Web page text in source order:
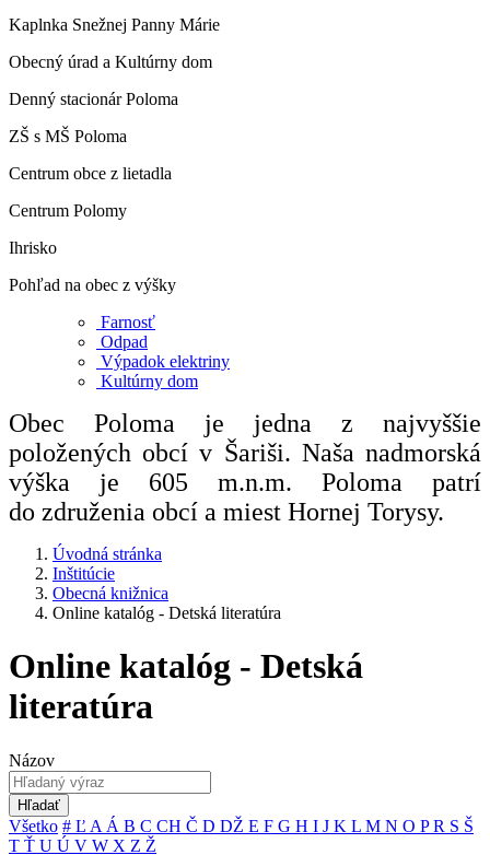
Kaplnka Snežnej Panny Márie
Obecný úrad a Kultúrny dom
Denný stacionár Poloma
ZŠ s MŠ Poloma
Centrum obce z lietadla
Centrum Polomy
Ihrisko
Pohľad na obec z výšky
Farnosť
Odpad
Výpadok elektriny
Kultúrny dom
Obec Poloma je jedna z najvyššie
položených obcí v Šariši. Naša nadmorská
výška je 605 m.n.m. Poloma patrí
do združenia obcí a miest Hornej Torysy.
Úvodná stránka
Inštitúcie
Obecná knižnica
Online katalóg - Detská literatúra
Online katalóg - Detská
literatúra
Názov
Hľadať
Všetko # Ľ A Á B C CH Č D DŽ E F G H I J K L M N O PR S Š
T Ť U Ú V W X Z Ž